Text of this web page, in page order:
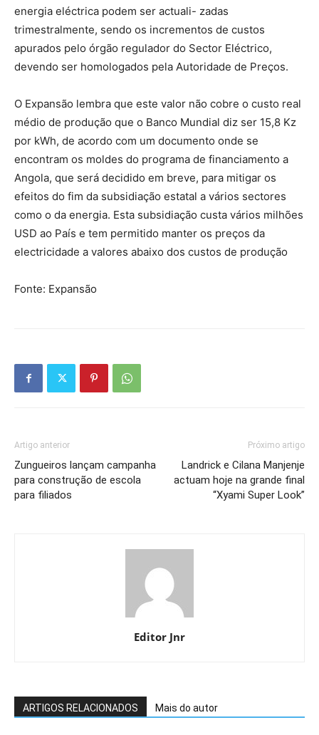
energia eléctrica podem ser actuali- zadas
trimestralmente, sendo os incrementos de custos
apurados pelo órgão regulador do Sector Eléctrico,
devendo ser homologados pela Autoridade de Preços.
O Expansão lembra que este valor não cobre o custo real
médio de produção que o Banco Mundial diz ser 15,8 Kz
por kWh, de acordo com um documento onde se
encontram os moldes do programa de financiamento a
Angola, que será decidido em breve, para mitigar os
efeitos do fim da subsidiação estatal a vários sectores
como o da energia. Esta subsidiação custa vários milhões
USD ao País e tem permitido manter os preços da
electricidade a valores abaixo dos custos de produção
Fonte: Expansão
Artigo anterior
Zungueiros lançam campanha
para construção de escola
para filiados
Próximo artigo
Landrick e Cilana Manjenje
actuam hoje na grande final
“Xyami Super Look”
Editor Jnr
ARTIGOS RELACIONADOS Mais do autor